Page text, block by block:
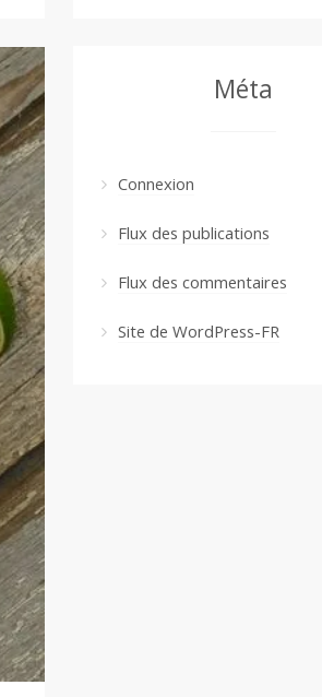
Méta
Connexion
Flux des publications
Flux des commentaires
Site de WordPress-FR